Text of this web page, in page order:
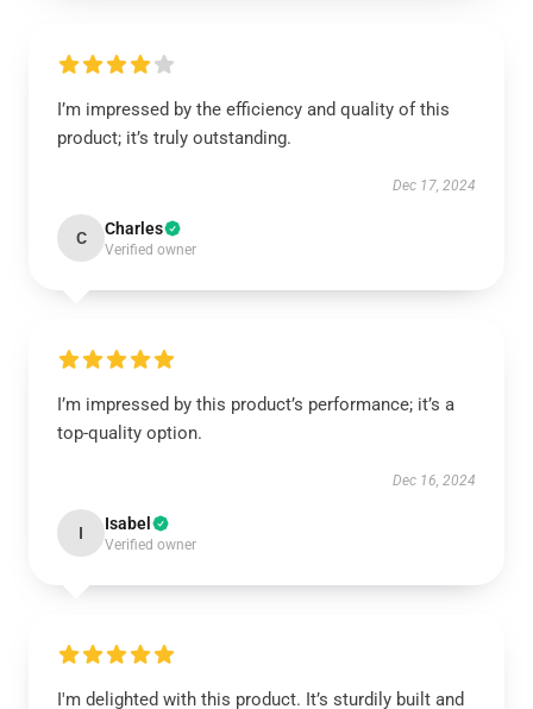
I’m impressed by the efficiency and quality of this
product; it’s truly outstanding.
Dec 17, 2024
C Charles
Verified owner
I’m impressed by this product’s performance; it’s a
top-quality option.
Dec 16, 2024
I Isabel
Verified owner
I'm delighted with this product. It’s sturdily built and